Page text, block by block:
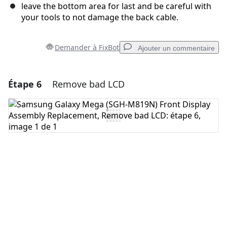
leave the bottom area for last and be careful with
your tools to not damage the back cable.
Demander à FixBot Ajouter un commentaire
Ajouter un commentaire
Ajouter un commentaire
Étape 6 Remove bad LCD